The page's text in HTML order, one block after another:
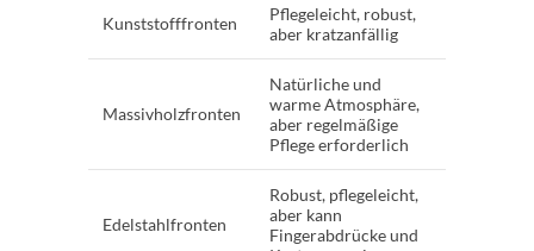
Kunststofffronten
Pflegeleicht, robust,
aber kratzanfällig
Massivholzfronten
Natürliche und
warme Atmosphäre,
aber regelmäßige
Pflege erforderlich
Edelstahlfronten
Robust, pflegeleicht,
aber kann
Fingerabdrücke und